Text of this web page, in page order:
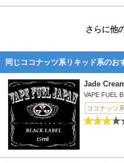
さらに他
同じココナッツ系リキッド系のお
Jade
VAPE FUEL
ココナッツ系